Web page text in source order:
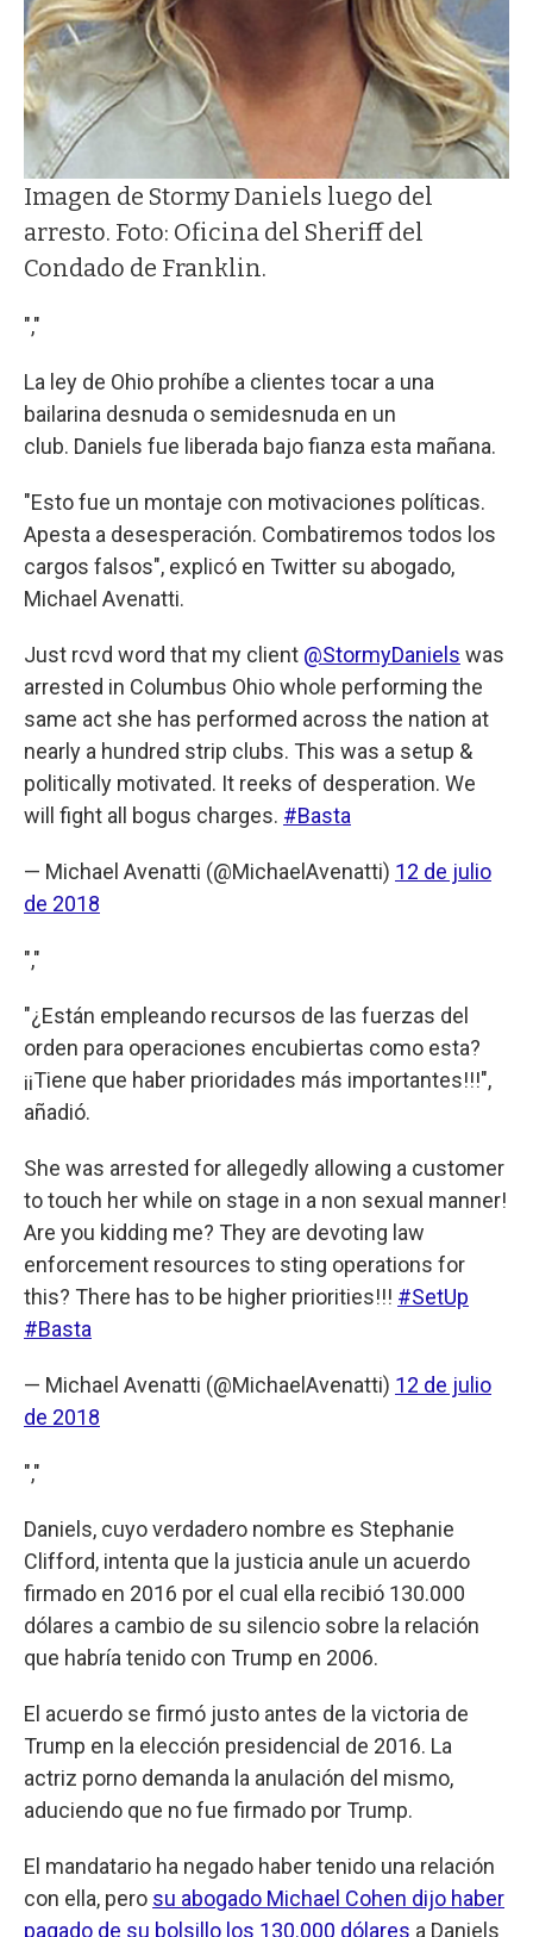
Imagen de Stormy Daniels luego del
arresto. Foto: Oficina del Sheriff del
Condado de Franklin.
","
La ley de Ohio prohíbe a clientes tocar a una
bailarina desnuda o semidesnuda en un
club. Daniels fue liberada bajo fianza esta mañana.
"Esto fue un montaje con motivaciones políticas.
Apesta a desesperación. Combatiremos todos los
cargos falsos", explicó en Twitter su abogado,
Michael Avenatti.
Just rcvd word that my client @StormyDaniels was
arrested in Columbus Ohio whole performing the
same act she has performed across the nation at
nearly a hundred strip clubs. This was a setup &
politically motivated. It reeks of desperation. We
will fight all bogus charges. #Basta
— Michael Avenatti (@MichaelAvenatti) 12 de julio
de 2018
","
"¿Están empleando recursos de las fuerzas del
orden para operaciones encubiertas como esta?
¡¡Tiene que haber prioridades más importantes!!!",
añadió.
She was arrested for allegedly allowing a customer
to touch her while on stage in a non sexual manner!
Are you kidding me? They are devoting law
enforcement resources to sting operations for
this? There has to be higher priorities!!! #SetUp
#Basta
— Michael Avenatti (@MichaelAvenatti) 12 de julio
de 2018
","
Daniels, cuyo verdadero nombre es Stephanie
Clifford, intenta que la justicia anule un acuerdo
firmado en 2016 por el cual ella recibió 130.000
dólares a cambio de su silencio sobre la relación
que habría tenido con Trump en 2006.
El acuerdo se firmó justo antes de la victoria de
Trump en la elección presidencial de 2016. La
actriz porno demanda la anulación del mismo,
aduciendo que no fue firmado por Trump.
El mandatario ha negado haber tenido una relación
con ella, pero su abogado Michael Cohen dijo haber
pagado de su bolsillo los 130.000 dólares a Daniels